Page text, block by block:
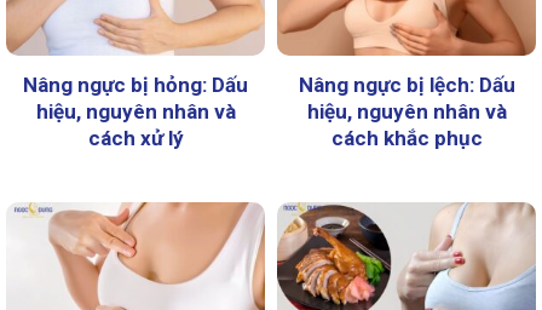
Nâng ngực bị hỏng: Dấu
hiệu, nguyên nhân và
cách xử lý
Nâng ngực bị lệch: Dấu
hiệu, nguyên nhân và
cách khắc phục